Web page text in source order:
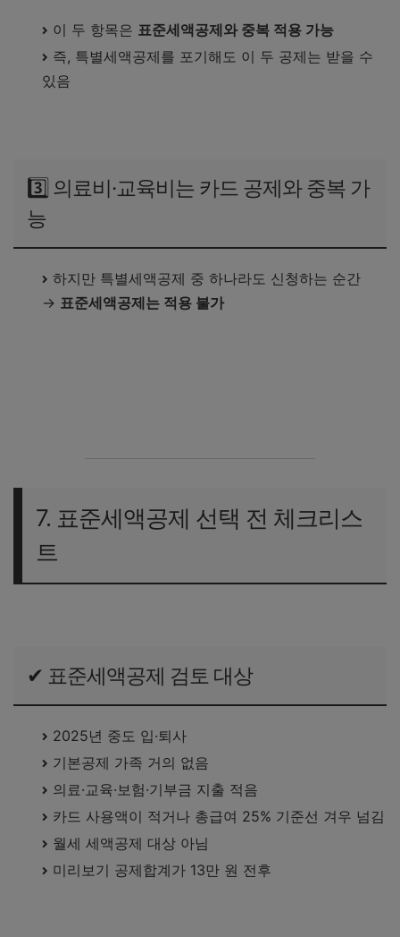
이 두 항목은 표준세액공제와 중복 적용 가능
즉, 특별세액공제를 포기해도 이 두 공제는 받을 수
있음
3️⃣ 의료비·교육비는 카드 공제와 중복 가
능
하지만 특별세액공제 중 하나라도 신청하는 순간
→ 표준세액공제는 적용 불가
7. 표준세액공제 선택 전 체크리스
트
✔ 표준세액공제 검토 대상
2025년 중도 입·퇴사
기본공제 가족 거의 없음
의료·교육·보험·기부금 지출 적음
카드 사용액이 적거나 총급여 25% 기준선 겨우 넘김
월세 세액공제 대상 아님
미리보기 공제합계가 13만 원 전후